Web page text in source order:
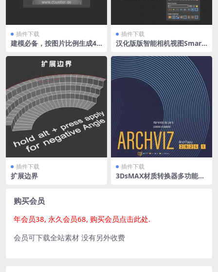
插件下载
建模必备，按图片比例生成40
插件下载
汉化版版智能相机视图Smart
插件下载
扩展边界
插件下载
3DsMAX材质转换器多功能工
购买会员
年会员38, 永久会员68, 购买会员点击此处.
会员可下载全站素材 没有另外收费